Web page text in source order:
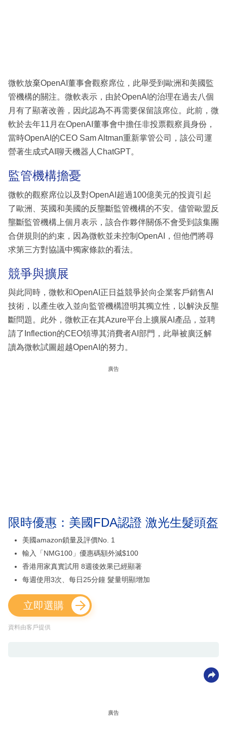
區
微軟放棄OpenAI董事會觀察席位，此舉受到歐洲和美國監
管機構的關注。微軟表示，由於OpenAI的治理在過去八個
月有了顯著改善，因此認為不再需要保留該席位。此前，微
軟於去年11月在OpenAI董事會中擔任非投票觀察員身份，
當時OpenAI的CEO Sam Altman重新掌管公司，該公司運
營著生成式AI聊天機器人ChatGPT。
監管機構擔憂
微軟的觀察席位以及對OpenAI超過100億美元的投資引起
了歐洲、英國和美國的反壟斷監管機構的不安。儘管歐盟反
壟斷監管機構上個月表示，該合作夥伴關係不會受到該集團
合併規則的約束，因為微軟並未控制OpenAI，但他們將尋
求第三方對協議中獨家條款的看法。
競爭與擴展
與此同時，微軟和OpenAI正日益競爭於向企業客戶銷售AI
技術，以產生收入並向監管機構證明其獨立性，以解決反壟
斷問題。此外，微軟正在其Azure平台上擴展AI產品，並聘
請了Inflection的CEO領導其消費者AI部門，此舉被廣泛解
讀為微軟試圖超越OpenAI的努力。
廣告
限時優惠：美國FDA認證 激光生髮頭盔
美國amazon鎖量及評價No. 1
輸入「NMG100」優惠碼額外減$100
香港用家真實試用 8週後效果已經顯著
每週使用3次、每日25分鐘 髮量明顯增加
立即選購
資料由客戶提供
廣告